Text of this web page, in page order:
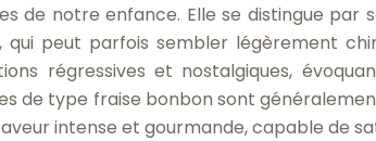
de notre enfance. Elle se distingue
peut parfois sembler légèrement
régressives et nostalgiques,
de type fraise bonbon sont
intense et gourmande, capable de